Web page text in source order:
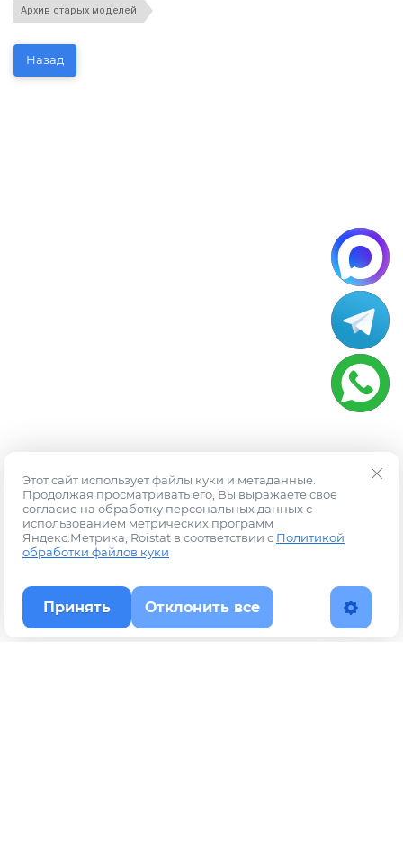
Архив старых моделей
Назад
Этот сайт использует файлы куки и метаданные.
Продолжая просматривать его, Вы выражаете свое
согласие на обработку персональных данных с
использованием метрических программ
Яндекс.Метрика, Roistat в соответствии с Политикой
обработки файлов куки
Принять Отклонить все